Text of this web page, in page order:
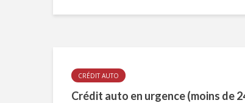
CRÉDIT AUTO
Crédit auto en urgence (moins de